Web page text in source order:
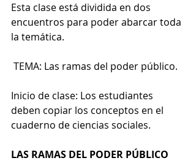
Esta clase está dividida en dos
encuentros para poder abarcar toda
la temática.
TEMA: Las ramas del poder público.
Inicio de clase: Los estudiantes
deben copiar los conceptos en el
cuaderno de ciencias sociales.
LAS RAMAS DEL PODER PÚBLICO